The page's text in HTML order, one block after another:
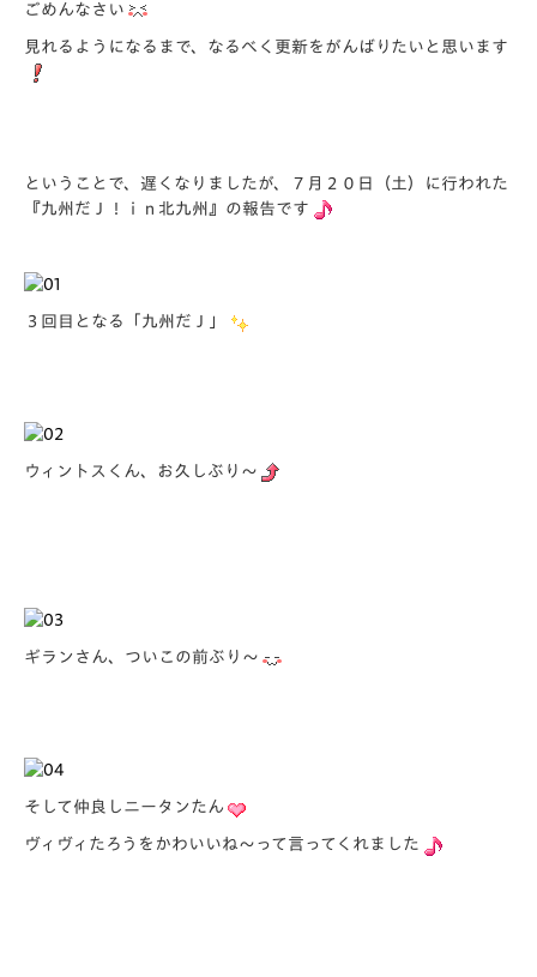
ごめんなさい
見れるようになるまで、なるべく更新をがんばりたいと思います
ということで、遅くなりましたが、７月２０日（土）に行われた
『九州だＪ！ｉｎ北九州』の報告です
３回目となる「九州だＪ」
ウィントスくん、お久しぶり～
ギランさん、ついこの前ぶり～
そして仲良しニータンたん
ヴィヴィたろうをかわいいね～って言ってくれました